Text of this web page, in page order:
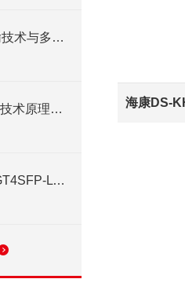
4g监控摄像头无线传输技术与多场景应用研究
远程无线监控摄像头：技术原理、应用与选型全解析
锐捷RG-S2910V2-24GT4SFP-L 24口网管千兆交换机